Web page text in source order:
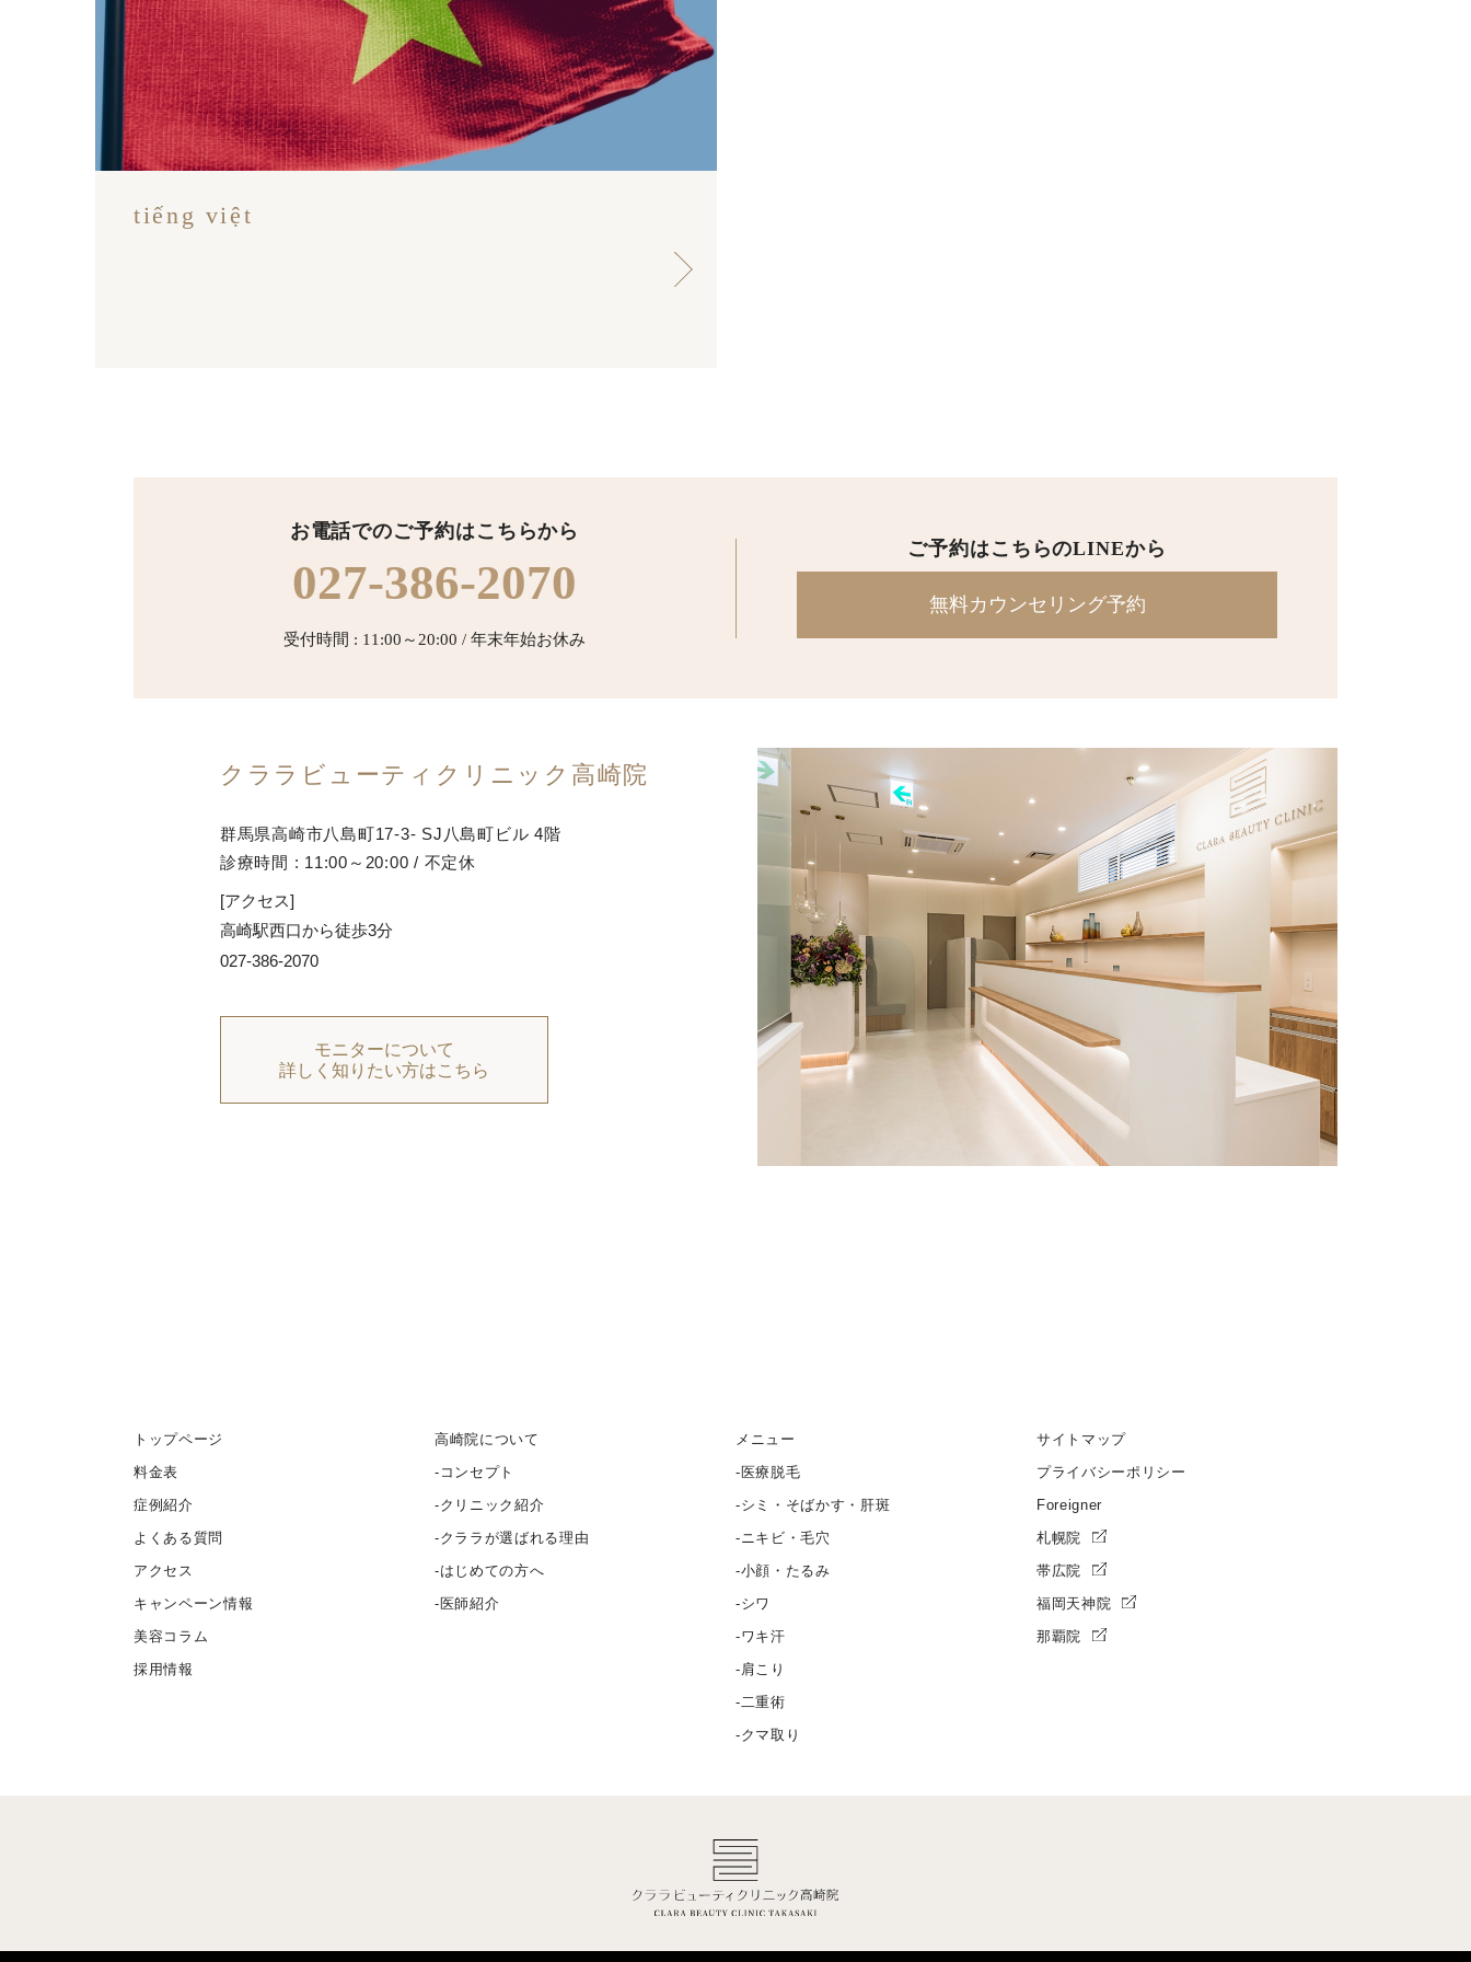
tiếng việt
お電話でのご予約はこちらから
027-386-2070
受付時間 : 11:00～20:00 / 年末年始お休み
ご予約は こちらのLINEから
無料カウンセリング予約
クララビューティクリニック 高崎院
群馬県高崎市八島町17-3- SJ八島町ビル 4階
診療時間 : 11:00～20:00 / 不定休
[アクセス]
高崎駅西口から徒歩3分
027-386-2070
モニターについて
詳しく知りたい方はこちら
トップページ
料金表
症例紹介
よくある質問
アクセス
キャンペーン情報
美容コラム
採用情報
高崎院について
コンセプト
クリニック紹介
クララが選ばれる理由
はじめての方へ
医師紹介
メニュー
医療脱毛
シミ・そばかす・肝斑
ニキビ・毛穴
小顔・たるみ
シワ
ワキ汗
肩こり
二重術
クマ取り
サイトマップ
プライバシーポリシー
Foreigner
札幌院
帯広院
福岡天神院
那覇院